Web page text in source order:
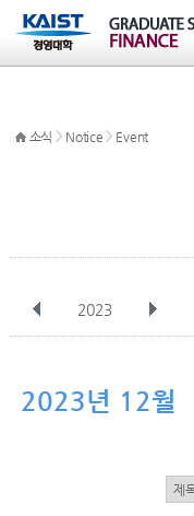
소식 > Notice > Event
2023
12월
2023년 12월